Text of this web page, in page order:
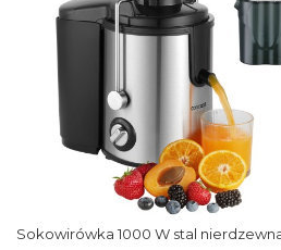
Sokowirówka 1000 W stal